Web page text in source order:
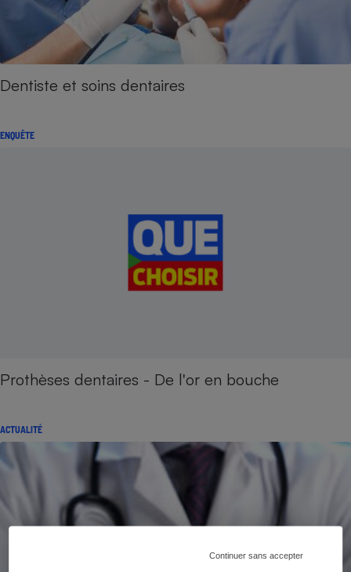
Continuer sans accepter
Dentiste et soins dentaires
ENQUÊTE
Prothèses dentaires - De l'or en bouche
ACTUALITÉ